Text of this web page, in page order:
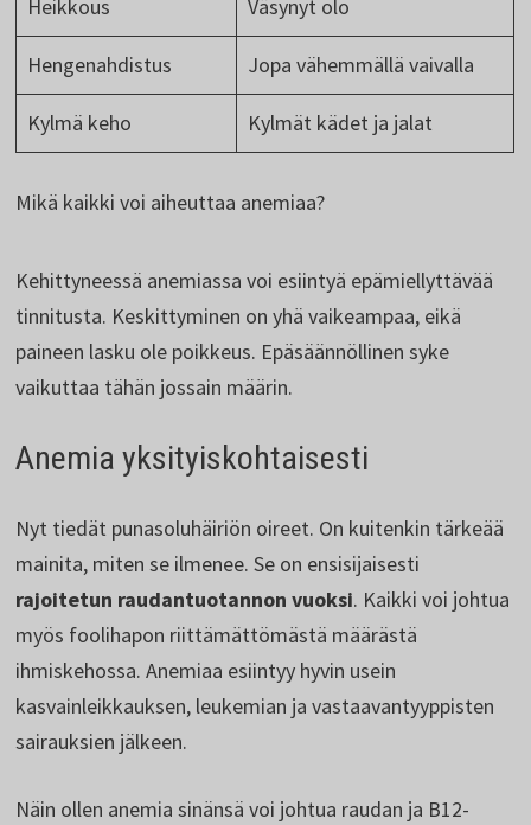
Heikkous Väsynyt olo
Hengenahdistus Jopa vähemmällä vaivalla
Kylmä keho Kylmät kädet ja jalat
Mikä kaikki voi aiheuttaa anemiaa?
Kehittyneessä anemiassa voi esiintyä epämiellyttävää
tinnitusta. Keskittyminen on yhä vaikeampaa, eikä
paineen lasku ole poikkeus. Epäsäännöllinen syke
vaikuttaa tähän jossain määrin.
Anemia yksityiskohtaisesti
Nyt tiedät punasoluhäiriön oireet. On kuitenkin tärkeää
mainita, miten se ilmenee. Se on ensisijaisesti
rajoitetun raudantuotannon vuoksi. Kaikki voi johtua
myös foolihapon riittämättömästä määrästä
ihmiskehossa. Anemiaa esiintyy hyvin usein
kasvainleikkauksen, leukemian ja vastaavantyyppisten
sairauksien jälkeen.
Näin ollen anemia sinänsä voi johtua raudan ja B12-